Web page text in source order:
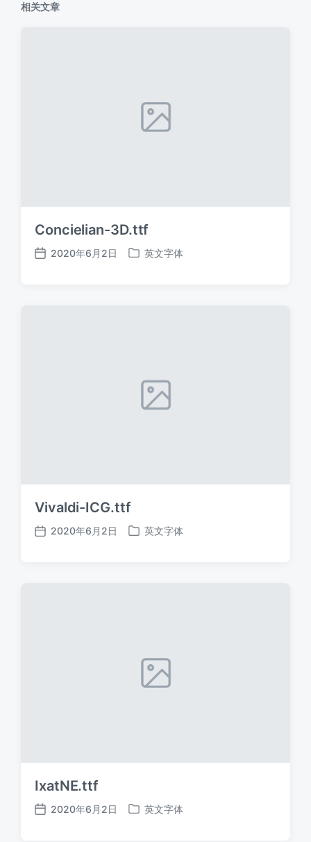
相关文章
Concielian-3D.ttf
发
2020年6月2日
发
英文字体
Vivaldi-ICG.ttf
发
2020年6月2日
发
英文字体
IxatNE.ttf
发
2020年6月2日
发
英文字体